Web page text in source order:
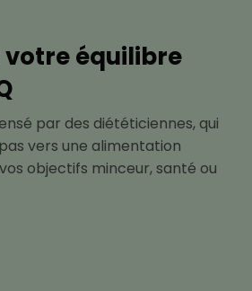
votre équilibre
par des diététiciennes, qui
vers une alimentation
objectifs minceur, santé ou